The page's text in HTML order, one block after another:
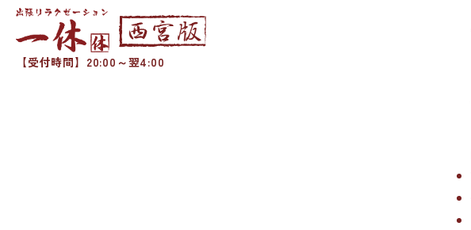
【受付時間】20:00～翌4:00